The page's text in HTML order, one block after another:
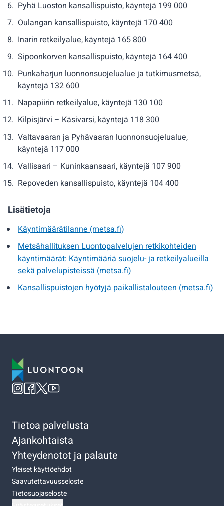
Pyhä Luoston kansallispuisto, käyntejä 199 000
Oulangan kansallispuisto, käyntejä 170 400
Inarin retkeilyalue, käyntejä 165 800
Sipoonkorven kansallispuisto, käyntejä 164 400
Punkaharjun luonnonsuojelualue ja tutkimusmetsä,
käyntejä 132 600
Napapiirin retkeilyalue, käyntejä 130 100
Kilpisjärvi – Käsivarsi, käyntejä 118 300
Valtavaaran ja Pyhävaaran luonnonsuojelualue,
käyntejä 117 000
Vallisaari – Kuninkaansaari, käyntejä 107 900
Repoveden kansallispuisto, käyntejä 104 400
Lisätietoja
Käyntimäärätilanne (metsa.fi)
Metsähallituksen Luontopalvelujen retkikohteiden
käyntimäärät: Käyntimääriä suojelu- ja retkeilyalueilla
sekä palvelupisteissä (metsa.fi)
Kansallispuistojen hyötyjä paikallistalouteen (metsa.fi)
Tietoa palvelusta
Ajankohtaista
Yhteydenotot ja palaute
Yleiset käyttöehdot
Saavutettavuusseloste
Tietosuojaseloste